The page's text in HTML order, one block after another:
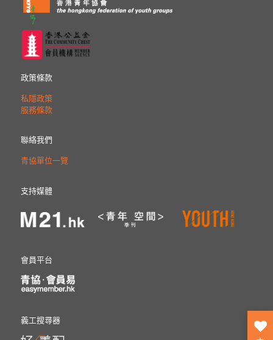
政策條款
私隱政策
服務條款
聯絡我們
青協單位一覽
支持媒體
會員平台
義工搜尋器